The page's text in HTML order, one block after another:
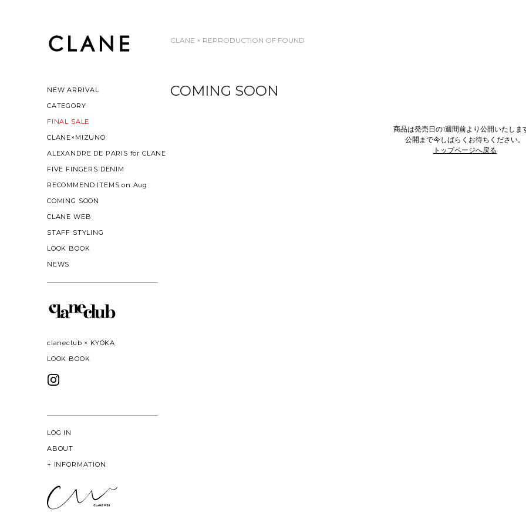
NEW ARRIVAL
CATEGORY
FINAL SALE
CLANE×MIZUNO
ALEXANDRE DE PARIS for CLANE
FIVE FINGERS DENIM
RECOMMEND ITEMS on Aug
COMING SOON
CLANE WEB
STAFF STYLING
LOOK BOOK
NEWS
claneclub × KYOKA
LOOK BOOK
LOG IN
ABOUT
+ INFORMATION
CLANE × REPRODUCTION OF FOUND
COMING SOON
商品は発売日の1週間前より公開いたしま
公開まで今しばらくお待ちください。
トップページへ戻る